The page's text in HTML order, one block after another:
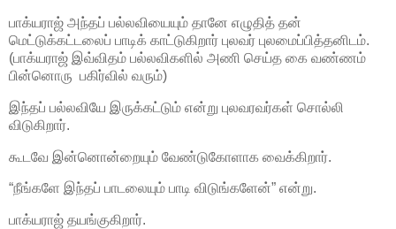
பாக்யராஜ் அந்தப் பல்லவியையும் தானே எழுதித் தன்
மெட்டுக்கட்டலைப் பாடிக் காட்டுகிறார் புலவர் புலமைப்பித்தனிடம்.
(பாக்யராஜ் இவ்விதம் பல்லவிகளில் அணி செய்த கை வண்ணம்
பின்னொரு பகிர்வில் வரும்)
இந்தப் பல்லவியே இருக்கட்டும் என்று புலவரவர்கள் சொல்லி
விடுகிறார்.
கூடவே இன்னொன்றையும் வேண்டுகோளாக வைக்கிறார்.
“நீங்களே இந்தப் பாடலையும் பாடி விடுங்களேன்” என்று.
பாக்யராஜ் தயங்குகிறார்.